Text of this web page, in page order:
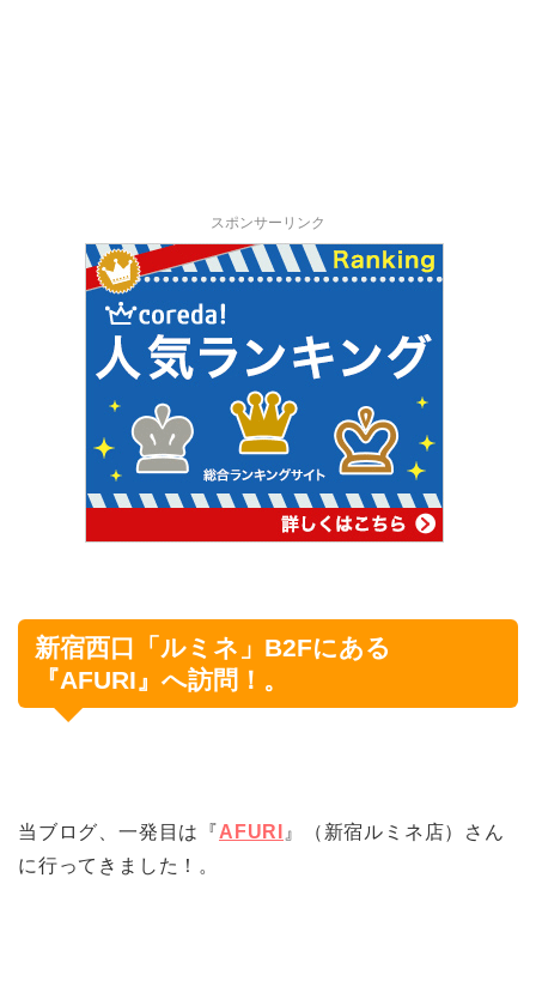
スポンサーリンク
新宿西口「ルミネ」B2Fにある
『AFURI』へ訪問！。
当ブログ、一発目は『AFURI
』（新宿ルミネ店）さん
に行ってきました！。